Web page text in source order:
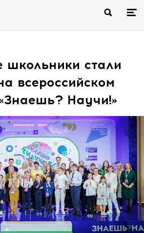
школьники стали
всероссийском
Научи!»